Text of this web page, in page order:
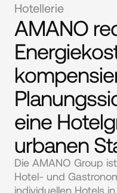
Hotellerie
AMANO
eine
urbanen
Die AMANO Group
Hotel- und
individuellen Hotels